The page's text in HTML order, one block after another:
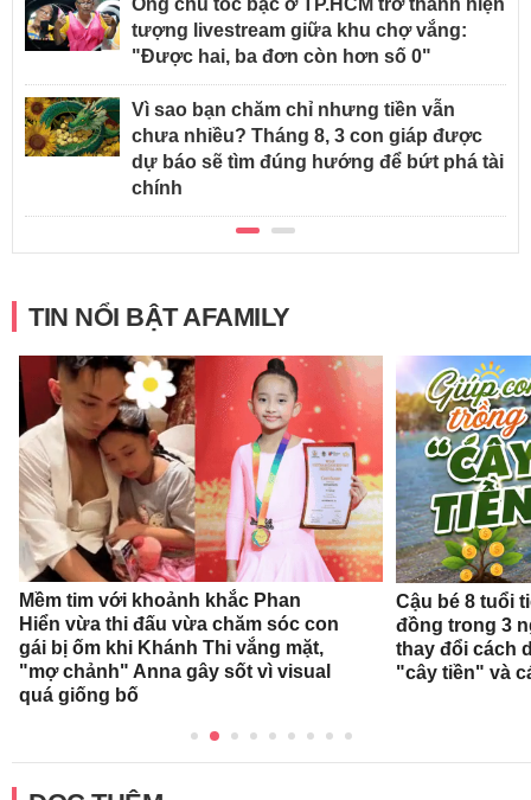
Ông chú tóc bạc ở TP.HCM trở thành hiện
tượng livestream giữa khu chợ vắng:
"Được hai, ba đơn còn hơn số 0"
Vì sao bạn chăm chỉ nhưng tiền vẫn
chưa nhiều? Tháng 8, 3 con giáp được
dự báo sẽ tìm đúng hướng để bứt phá tài
chính
TIN NỔI BẬT AFAMILY
Mềm tim với khoảnh khắc Phan
Hiển vừa thi đấu vừa chăm sóc con
gái bị ốm khi Khánh Thi vắng mặt,
"mợ chảnh" Anna gây sốt vì visual
quá giống bố
Cậu bé 8 tuổi
đồng trong 3
thay đổi cách
"cây tiền" và